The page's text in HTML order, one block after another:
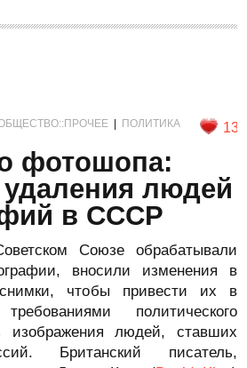
ПОЛИТИКА 13
фотошопа:
удаления людей
в СССР
Союзе обрабатывали
вносили изменения в
чтобы привести их в
политического
изображения людей, ставших
Британский писатель,